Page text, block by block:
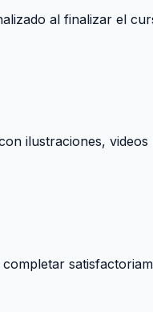
al finalizar el
ilustraciones,